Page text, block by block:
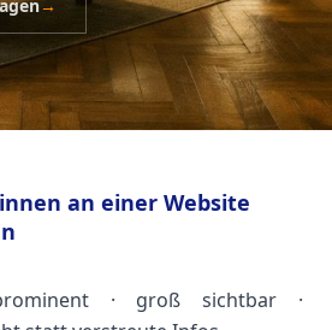
→
an einer Website
· groß sichtbar ·